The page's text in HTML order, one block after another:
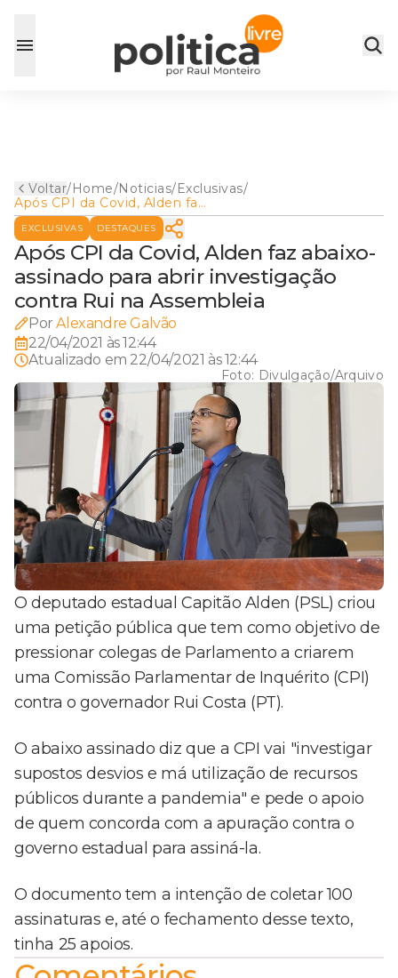
Voltar/Home/Noticias/Exclusivas/
Após CPI da Covid, Alden faz
abaixo-assinado para abrir
investigação contra Rui na
Assembleia
EXCLUSIVAS DESTAQUES
Após CPI da Covid, Alden faz abaixo-
assinado para abrir investigação
contra Rui na Assembleia
Por Alexandre Galvão
22/04/2021 às 12:44
Atualizado em 22/04/2021 às 12:44
Foto: Divulgação/Arquivo
O deputado estadual Capitão Alden (PSL) criou
uma petição pública que tem como objetivo de
pressionar colegas de Parlamento a criarem
uma Comissão Parlamentar de Inquérito (CPI)
contra o governador Rui Costa (PT).
O abaixo assinado diz que a CPI vai "investigar
supostos desvios e má utilização de recursos
públicos durante a pandemia" e pede o apoio
de quem concorda com a apuração contra o
governo estadual para assiná-la.
O documento tem a intenção de coletar 100
assinaturas e, até o fechamento desse texto,
tinha 25 apoios.